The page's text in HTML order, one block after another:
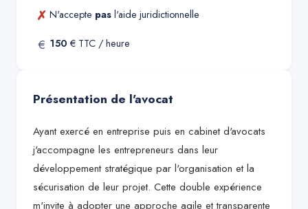
✗ N'accepte pas l'aide juridictionnelle
€ 150 € TTC / heure
Présentation de l'avocat
Ayant exercé en entreprise puis en cabinet d'avocats
j'accompagne les entrepreneurs dans leur
développement stratégique par l'organisation et la
sécurisation de leur projet. Cette double expérience
m'invite à adopter une approche agile et transparente